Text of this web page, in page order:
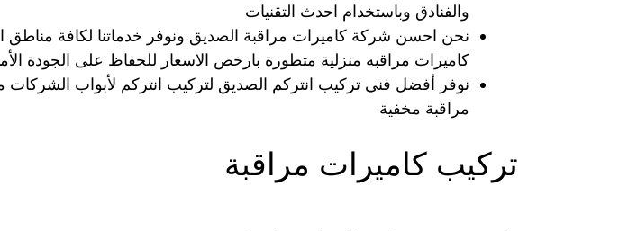
والفنادق وباستخدام احدث التقنيات
نحن احسن شركة كاميرات مراقبة الصديق ونوفر خدماتنا لكافة مناطق
كاميرات مراقبه منزلية متطورة بارخص الاسعار للحفاظ على الجودة
نوفر أفضل فني تركيب انتركم الصديق لتركيب انتركم لأبواب الشركات
مراقبة مخفية
تركيب كاميرات مراقبة